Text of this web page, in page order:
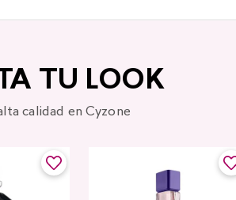
TU LOOK
calidad en Cyzone